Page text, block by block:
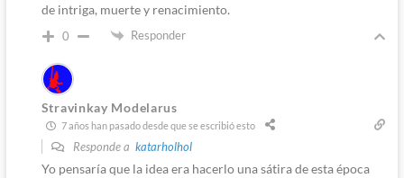
de intriga, muerte y renacimiento.
0 Responder
Stravinkay Modelarus
7 años han pasado desde que se escribió esto
Responde a katarholhol
Yo pensaría que la idea era hacerlo una sátira de esta época